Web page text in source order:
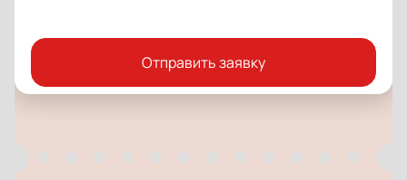
Отправить заявку